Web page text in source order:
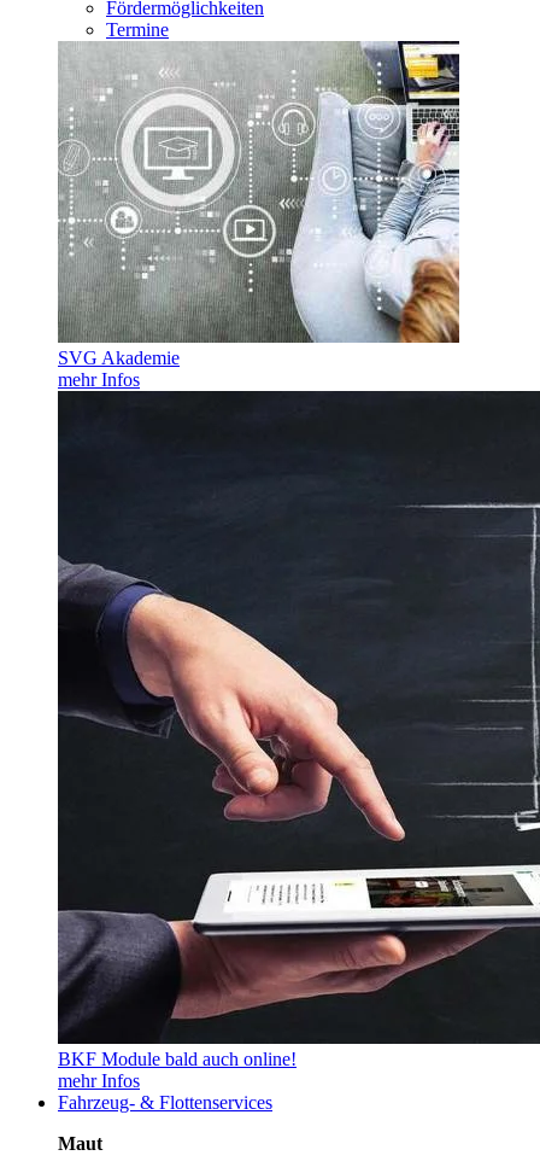
Fördermöglichkeiten
Termine
SVG Akademie
mehr Infos
BKF Module bald auch online!
mehr Infos
Fahrzeug- & Flottenservices
Maut